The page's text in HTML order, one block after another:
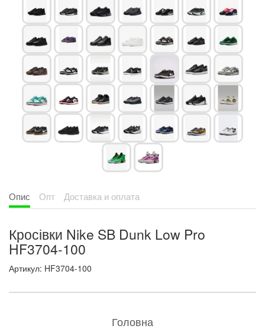
Опис Опт Доставка и оплата
Кросівки Nike SB Dunk Low Pro
HF3704-100
Артикул: HF3704-100
Головна